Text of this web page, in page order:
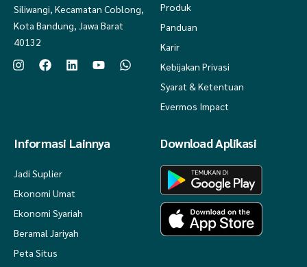
Siliwangi, Kecamatan Coblong,
Kota Bandung, Jawa Barat
40132
Produk
Panduan
Karir
Kebijakan Privasi
Syarat & Ketentuan
Evermos Impact
Informasi Lainnya
Jadi Suplier
Ekonomi Umat
Ekonomi Syariah
Beramal Jariyah
Peta Situs
Download Aplikasi